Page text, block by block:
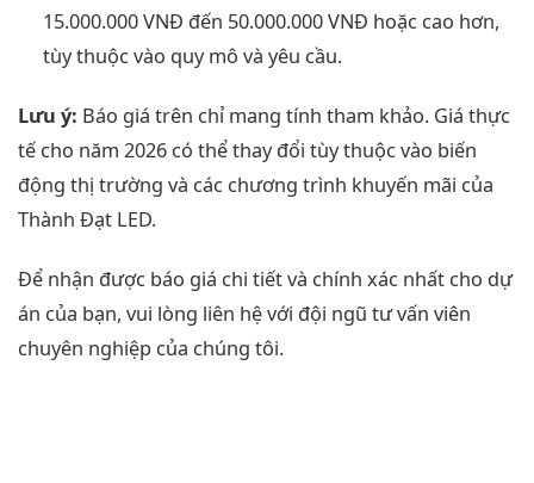
15.000.000 VNĐ đến 50.000.000 VNĐ hoặc cao hơn,
tùy thuộc vào quy mô và yêu cầu.
Lưu ý: Báo giá trên chỉ mang tính tham khảo. Giá thực
tế cho năm 2026 có thể thay đổi tùy thuộc vào biến
động thị trường và các chương trình khuyến mãi của
Thành Đạt LED.
Để nhận được báo giá chi tiết và chính xác nhất cho dự
án của bạn, vui lòng liên hệ với đội ngũ tư vấn viên
chuyên nghiệp của chúng tôi.